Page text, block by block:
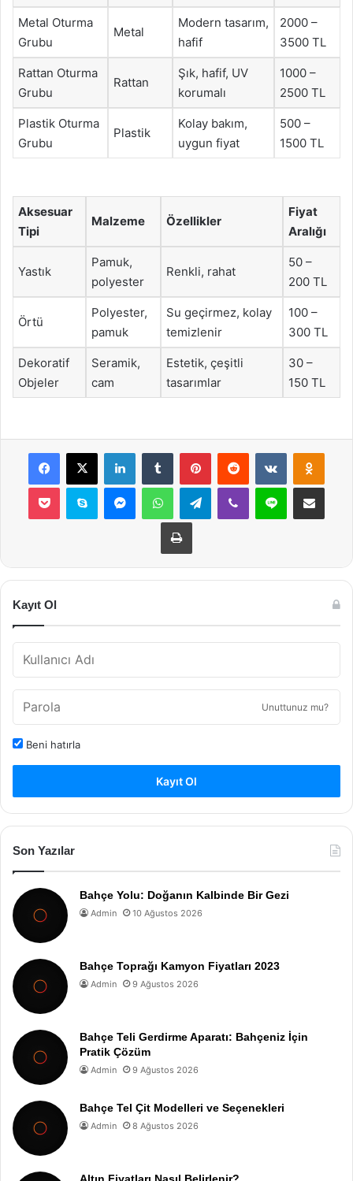
Metal Oturma
Grubu
Metal
Modern tasarım,
hafif
2000 –
3500 TL
Rattan Oturma
Grubu
Rattan
Şık, hafif, UV
korumalı
1000 –
2500 TL
Plastik Oturma
Grubu
Plastik
Kolay bakım,
uygun fiyat
500 –
1500 TL
Aksesuar
Tipi
Malzeme Özellikler
Fiyat
Aralığı
Yastık
Pamuk,
polyester
Renkli, rahat
50 –
200 TL
Örtü
Polyester,
pamuk
Su geçirmez, kolay
temizlenir
100 –
300 TL
Dekoratif
Objeler
Seramik,
cam
Estetik, çeşitli
tasarımlar
30 –
150 TL
Facebook
X LinkedInTumblr PinterestReddit VKontakte
Pocket Skype MessengerWhatsAppTelegramViber Line E-Posta ile
Yazdır
Kayıt Ol
Unuttunuz mu?
Beni hatırla
Kayıt Ol
Son Yazılar
Bahçe Yolu: Doğanın Kalbinde Bir Gezi
Admin 10 Ağustos 2026
Bahçe Toprağı Kamyon Fiyatları 2023
Admin 9 Ağustos 2026
Bahçe Teli Gerdirme Aparatı: Bahçeniz İçin
Pratik Çözüm
Admin 9 Ağustos 2026
Bahçe Tel Çit Modelleri ve Seçenekleri
Admin 8 Ağustos 2026